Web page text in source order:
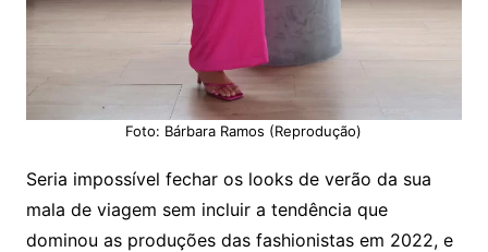
Foto: Bárbara Ramos (Reprodução)
Seria impossível fechar os looks de verão da sua
mala de viagem sem incluir a tendência que
dominou as produções das fashionistas em 2022, e